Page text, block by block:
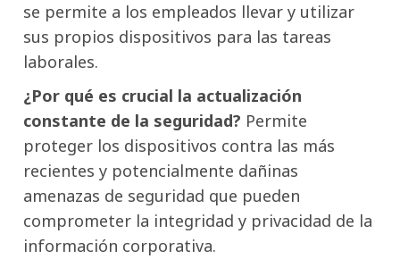
se permite a los empleados llevar y utilizar
sus propios dispositivos para las tareas
laborales.
¿Por qué es crucial la actualización
constante de la seguridad? Permite
proteger los dispositivos contra las más
recientes y potencialmente dañinas
amenazas de seguridad que pueden
comprometer la integridad y privacidad de la
información corporativa.